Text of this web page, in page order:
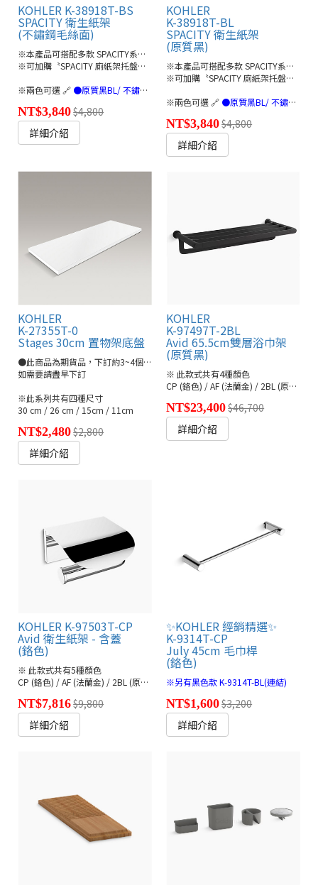
KOHLER K-38918T-BS
SPACITY 衛生紙架
(不鏽鋼毛絲面)
※本產品可搭配多款 SPACITY系列配件
※可加購〝SPACITY 廁紙架托盤〞使用
※兩色可選 🔗 ●原質黑BL/ 不鏽鋼毛絲面BS(連結)
NT$3,840$4,800
詳細介紹
KOHLER
K-38918T-BL
SPACITY 衛生紙架
(原質黑)
※本產品可搭配多款 SPACITY系列配件
※可加購〝SPACITY 廁紙架托盤〞使用
※兩色可選 🔗 ●原質黑BL/ 不鏽鋼毛絲面BS(連結)
NT$3,840$4,800
詳細介紹
KOHLER
K-27355T-0
Stages 30cm 置物架底盤
●此商品為期貨品，下訂約3~4個月左右
如需要請盡早下訂
※此系列共有四種尺寸
30 cm / 26 cm / 15cm / 11cm
NT$2,480$2,800
詳細介紹
KOHLER
K-97497T-2BL
Avid 65.5cm雙層浴巾架
(原質黑)
※ 此款式共有4種顏色
CP (鉻色) / AF (法蘭金) / 2BL (原質黑) / BN (羅曼銀)
NT$23,400$46,700
詳細介紹
KOHLER K-97503T-CP
Avid 衛生紙架 - 含蓋
(鉻色)
※ 此款式共有5種顏色
CP (鉻色) / AF (法蘭金) / 2BL (原質黑) / BN (羅曼銀)
NT$7,816$9,800
詳細介紹
✨KOHLER 經銷精選✨
K-9314T-CP
July 45cm 毛巾桿
(鉻色)
※另有黑色款 K-9314T-BL(連結)
NT$1,600$3,200
詳細介紹